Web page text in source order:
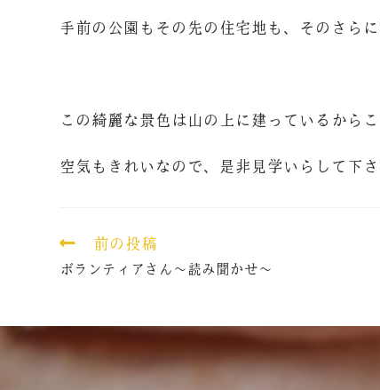
手前の公園もその先の住宅地も、そのさら
この綺麗な景色は山の上に建っているから
空気もきれいなので、是非見学いらして下
前の投稿
ボランティアさん～読み聞かせ～